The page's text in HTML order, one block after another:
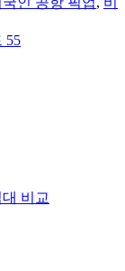
55
비교